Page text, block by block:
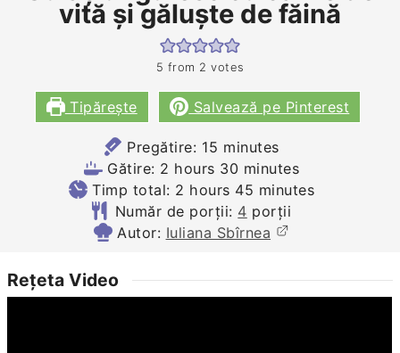
vită și găluște de făină
5 from 2 votes
Tipărește Salvează pe Pinterest
Pregătire: 15 minutes
minutes
Gătire: 2 hours
hours 30minutes
minutes
Timp total: 2 hours
hours 45 minutes
minutes
Număr de porții: 4 porții
Autor: Iuliana Sbîrnea
Rețeta Video